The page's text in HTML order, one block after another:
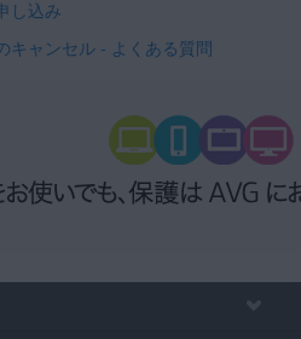
し込み
キャンセル - よくある質問